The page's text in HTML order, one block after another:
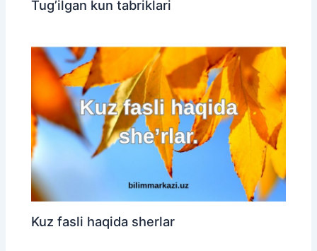
Tug’ilgan kun tabriklari
Kuz fasli haqida sherlar